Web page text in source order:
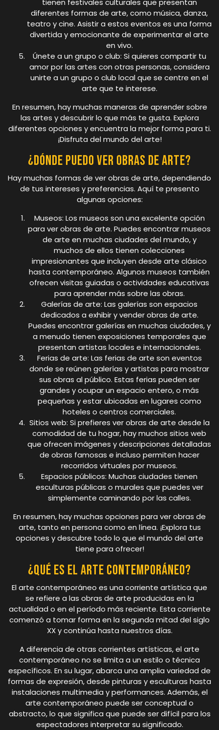
diferentes formas de arte, como música, danza,
teatro y cine. Asistir a estos eventos es una forma
divertida y emocionante de experimentar el arte
en vivo.
Únete a un grupo o club: Si quieres compartir tu
amor por las artes con otras personas, considera
unirte a un grupo o club local que se centre en el
arte que te interese.
En resumen, hay muchas maneras de aprender sobre
las artes y descubrir lo que más te gusta. Explora
diferentes opciones y encuentra la mejor forma para ti.
¡Disfruta del mundo del arte!
¿Dónde puedo ver obras de arte?
Hay muchas formas de ver obras de arte, dependiendo
de tus intereses y preferencias. Aquí te presento
algunas opciones:
Museos: Los museos son una excelente opción
para ver obras de arte. Puedes encontrar museos
de arte en muchas ciudades del mundo, y
muchos de ellos tienen colecciones
impresionantes que incluyen desde arte clásico
hasta contemporáneo. Algunos museos también
ofrecen visitas guiadas o actividades educativas
para aprender más sobre las obras.
Galerías de arte: Las galerías son espacios
dedicados a exhibir y vender obras de arte.
Puedes encontrar galerías en muchas ciudades, y
a menudo tienen exposiciones temporales que
presentan artistas locales e internacionales.
Ferias de arte: Las ferias de arte son eventos
donde se reúnen galerías y artistas para mostrar
sus obras al público. Estas ferias pueden ser
grandes y ocupar un espacio entero, o más
pequeñas y estar ubicadas en lugares como
hoteles o centros comerciales.
Sitios web: Si prefieres ver obras de arte desde la
comodidad de tu hogar, hay muchos sitios web
que ofrecen imágenes y descripciones detalladas
de obras famosas e incluso permiten hacer
recorridos virtuales por museos.
Espacios públicos: Muchas ciudades tienen
esculturas públicas o murales que puedes ver
simplemente caminando por las calles.
En resumen, hay muchas opciones para ver obras de
arte, tanto en persona como en línea. ¡Explora tus
opciones y descubre todo lo que el mundo del arte
tiene para ofrecer!
¿Qué es el arte contemporáneo?
El arte contemporáneo es una corriente artística que
se refiere a las obras de arte producidas en la
actualidad o en el período más reciente. Esta corriente
comenzó a tomar forma en la segunda mitad del siglo
XX y continúa hasta nuestros días.
A diferencia de otras corrientes artísticas, el arte
contemporáneo no se limita a un estilo o técnica
específicos. En su lugar, abarca una amplia variedad de
formas de expresión, desde pinturas y esculturas hasta
instalaciones multimedia y performances. Además, el
arte contemporáneo puede ser conceptual o
abstracto, lo que significa que puede ser difícil para los
espectadores interpretar su significado.